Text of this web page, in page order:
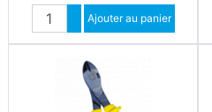
Quantité
Augmenter quantité
Diminuer quantité
Ajouter au panier